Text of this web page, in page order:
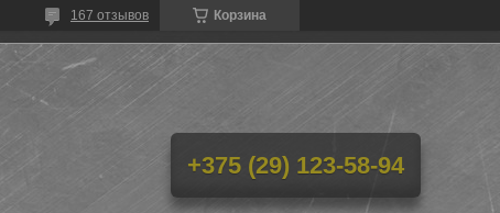
Корзина
167 отзывов
+375 (29) 123-58-94